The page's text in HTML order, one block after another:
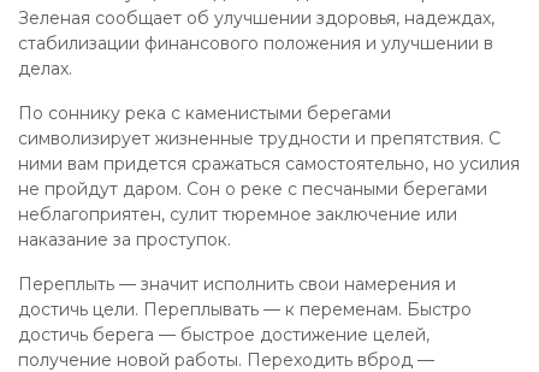
Зеленая сообщает об улучшении здоровья, надеждах,
стабилизации финансового положения и улучшении в
делах.
По соннику река с каменистыми берегами
символизирует жизненные трудности и препятствия. С
ними вам придется сражаться самостоятельно, но усилия
не пройдут даром. Сон о реке с песчаными берегами
неблагоприятен, сулит тюремное заключение или
наказание за проступок.
Переплыть — значит исполнить свои намерения и
достичь цели. Переплывать — к переменам. Быстро
достичь берега — быстрое достижение целей,
получение новой работы. Переходить вброд —